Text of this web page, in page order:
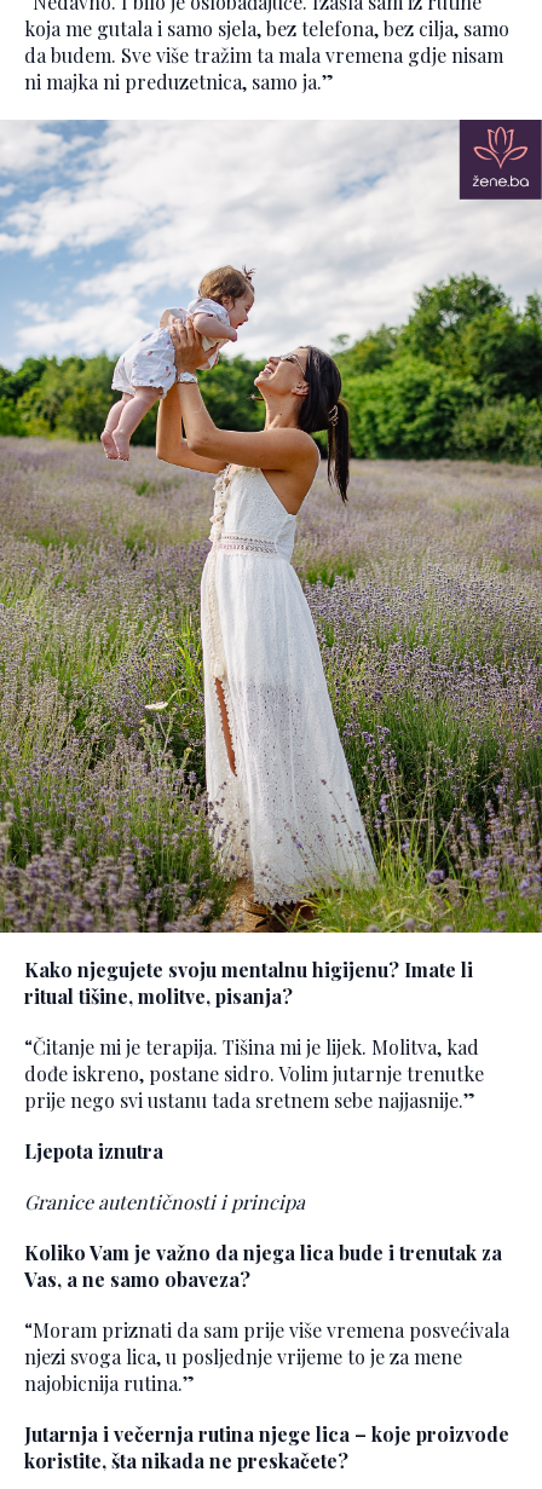
koja me gutala i samo sjela, bez telefona, bez cilja, samo
da budem. Sve više tražim ta mala vremena gdje nisam
ni majka ni preduzetnica, samo ja.”
Kako njegujete svoju mentalnu higijenu? Imate li
ritual tišine, molitve, pisanja?
“Čitanje mi je terapija. Tišina mi je lijek. Molitva, kad
dođe iskreno, postane sidro. Volim jutarnje trenutke
prije nego svi ustanu tada sretnem sebe najjasnije.”
Ljepota iznutra
Granice autentičnosti i principa
Koliko Vam je važno da njega lica bude i trenutak za
Vas, a ne samo obaveza?
“Moram priznati da sam prije više vremena posvećivala
njezi svoga lica, u posljednje vrijeme to je za mene
najobicnija rutina.”
Jutarnja i večernja rutina njege lica – koje proizvode
koristite, šta nikada ne preskačete?